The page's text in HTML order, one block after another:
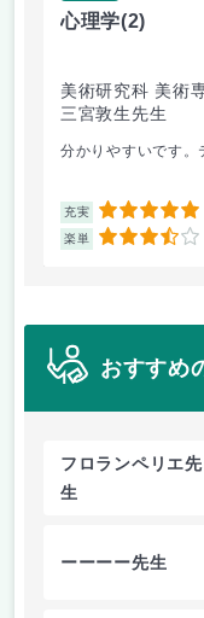
心理学(2)
美術研究科 美術
三宮敦生先生
分かりやすいです。
充実 5
楽単 3.5
おすすめ
フロランペリエ先
生
ーーーー先生